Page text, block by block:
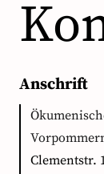
Anschrift
Clementstr.